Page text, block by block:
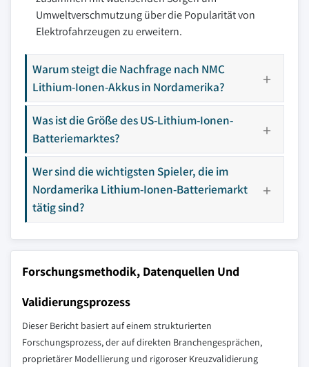
Umweltverschmutzung über die Popularität von
Elektrofahrzeugen zu erweitern.
Warum steigt die Nachfrage nach NMC
Lithium-Ionen-Akkus in Nordamerika?
Was ist die Größe des US-Lithium-Ionen-
Batteriemarktes?
Wer sind die wichtigsten Spieler, die im
Nordamerika Lithium-Ionen-Batteriemarkt
tätig sind?
Forschungsmethodik, Datenquellen Und
Validierungsprozess
Dieser Bericht basiert auf einem strukturierten
Forschungsprozess, der auf direkten Branchengesprächen,
proprietärer Modellierung und rigoroser Kreuzvalidierung